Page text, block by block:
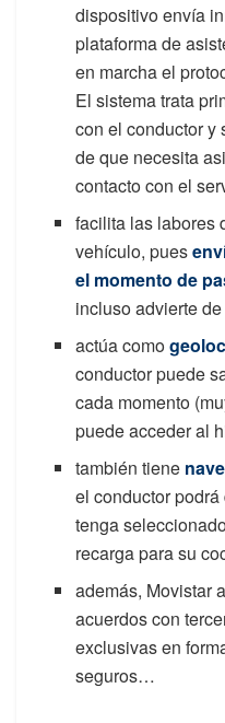
dispositivo envía
plataforma de
en marcha el
El sistema trata
con el conductor y
de que necesita
contacto con el
facilita las labores
vehículo, pues
el momento de
incluso advierte
actúa como
conductor puede
cada momento
puede acceder al
también tiene
el conductor
tenga
recarga para su
además, Movistar
acuerdos con
exclusivas en
seguros…